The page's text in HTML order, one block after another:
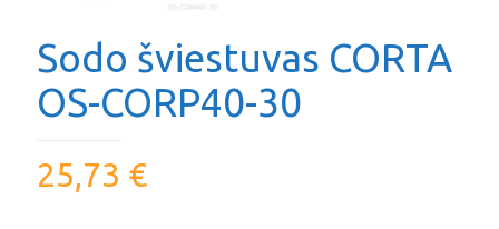
Sodo šviestuvas CORTA
OS-CORP40-30
25,73 €